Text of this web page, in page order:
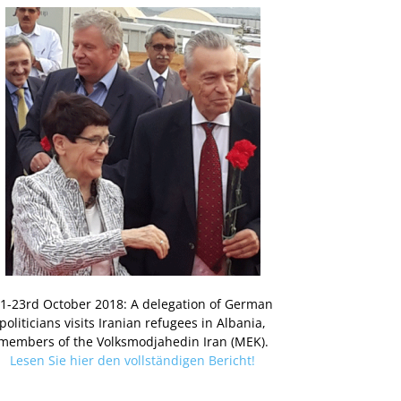
23rd October 2018: A delegation of German
politicians visits Iranian refugees in Albania,
of the Volksmodjahedin Iran (MEK).
Lesen Sie hier den vollständigen Bericht!